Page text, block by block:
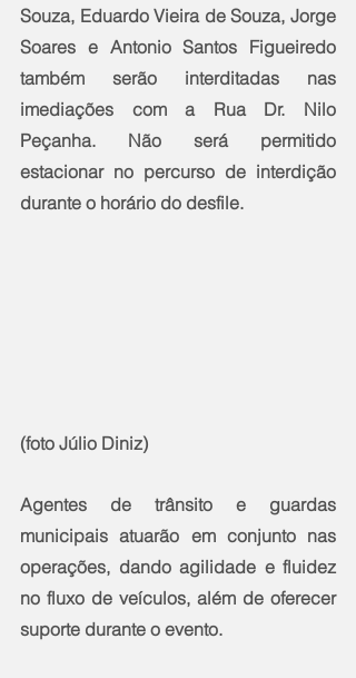
Souza, Eduardo Vieira de Souza, Jorge
Soares e Antonio Santos Figueiredo
também serão interditadas nas
imediações com a Rua Dr. Nilo
Peçanha. Não será permitido
estacionar no percurso de interdição
durante o horário do desfile.
(foto Júlio Diniz)
Agentes de trânsito e guardas
municipais atuarão em conjunto nas
operações, dando agilidade e fluidez
no fluxo de veículos, além de oferecer
suporte durante o evento.